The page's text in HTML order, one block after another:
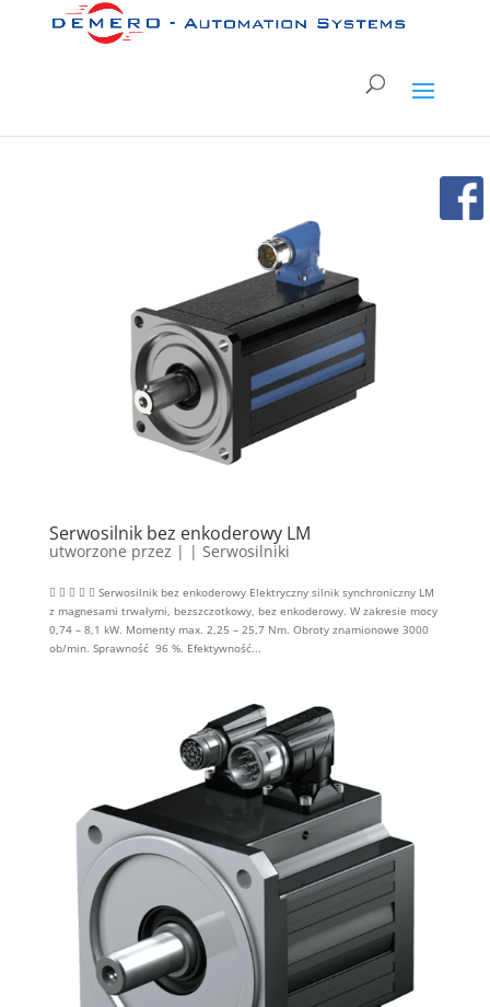
Serwosilnik bez enkoderowy LM
utworzone przez | | Serwosilniki
     Serwosilnik bez enkoderowy Elektryczny silnik synchroniczny LM
z magnesami trwałymi, bezszczotkowy, bez enkoderowy. W zakresie mocy
0,74 – 8,1 kW. Momenty max. 2,25 – 25,7 Nm. Obroty znamionowe 3000
ob/min. Sprawność 96 %. Efektywność...